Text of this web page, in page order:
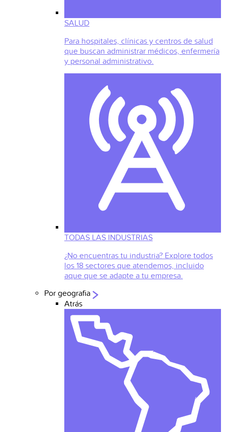
SALUD
Para hospitales, clínicas y centros de salud
que buscan administrar médicos, enfermería
y personal administrativo.
TODAS LAS INDUSTRIAS
¿No encuentras tu industria? Explore todos
los 18 sectores que atendemos, incluido
aque que se adapte a tu empresa.
Por geografia
Atrás